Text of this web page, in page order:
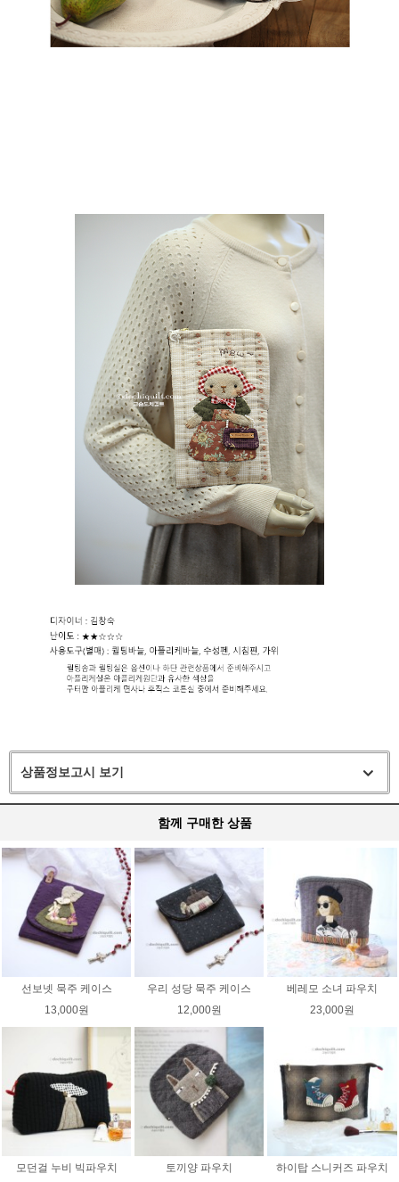
상품정보고시 보기
함께 구매한 상품
선보넷 묵주 케이스
13,000원
우리 성당 묵주 케이스
12,000원
베레모 소녀 파우치
23,000원
모던걸 누비 빅파우치
토끼양 파우치
하이탑 스니커즈 파우치